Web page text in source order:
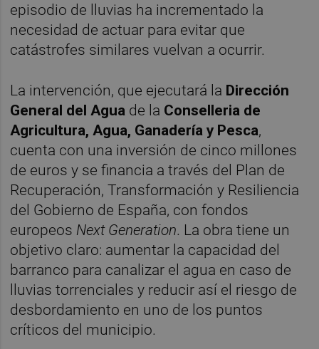
episodio de lluvias ha incrementado la
necesidad de actuar para evitar que
catástrofes similares vuelvan a ocurrir.
La intervención, que ejecutará la Dirección
General del Agua de la Conselleria de
Agricultura, Agua, Ganadería y Pesca,
cuenta con una inversión de cinco millones
de euros y se financia a través del Plan de
Recuperación, Transformación y Resiliencia
del Gobierno de España, con fondos
europeos Next Generation. La obra tiene un
objetivo claro: aumentar la capacidad del
barranco para canalizar el agua en caso de
lluvias torrenciales y reducir así el riesgo de
desbordamiento en uno de los puntos
críticos del municipio.